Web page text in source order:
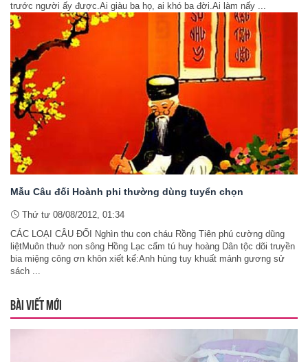
trước người ấy được.Ai giàu ba họ, ai khó ba đời.Ai làm nấy ...
Mẫu Câu đối Hoành phi thường dùng tuyển chọn
Thứ tư 08/08/2012, 01:34
CÁC LOẠI CÂU ĐỐI Nghìn thu con cháu Rồng Tiên phú cường dũng
liệtMuôn thuở non sông Hồng Lạc cẩm tú huy hoàng Dân tộc dõi truyền
bia miệng công ơn khôn xiết kể:Anh hùng tuy khuất mảnh gương sử
sách ...
BÀI VIẾT MỚI